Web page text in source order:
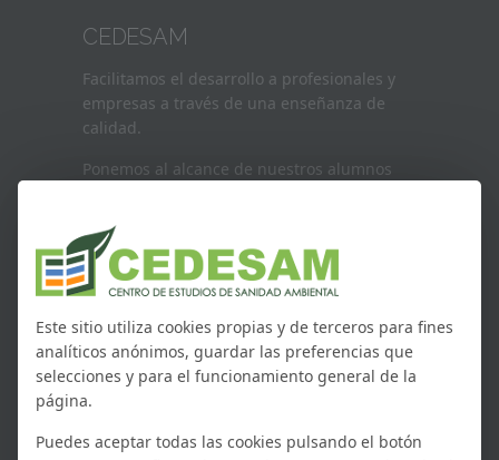
CEDESAM
Facilitamos el desarrollo a profesionales y
empresas a través de una enseñanza de
calidad.
Ponemos al alcance de nuestros alumnos
CONTACTO
Dirección: Calle de la Cruz del sur
40 local, 28007, Madrid
Email: cedesam@cedesamformacion.es
Este sitio utiliza cookies propias y de terceros para fines
analíticos anónimos, guardar las preferencias que
selecciones y para el funcionamiento general de la
página.
Puedes aceptar todas las cookies pulsando el botón